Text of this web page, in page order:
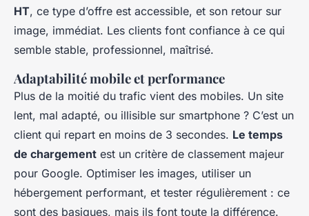
HT, ce type d’offre est accessible, et son retour sur
image, immédiat. Les clients font confiance à ce qui
semble stable, professionnel, maîtrisé.
Adaptabilité mobile et performance
Plus de la moitié du trafic vient des mobiles. Un site
lent, mal adapté, ou illisible sur smartphone ? C’est un
client qui repart en moins de 3 secondes. Le temps
de chargement est un critère de classement majeur
pour Google. Optimiser les images, utiliser un
hébergement performant, et tester régulièrement : ce
sont des basiques, mais ils font toute la différence.